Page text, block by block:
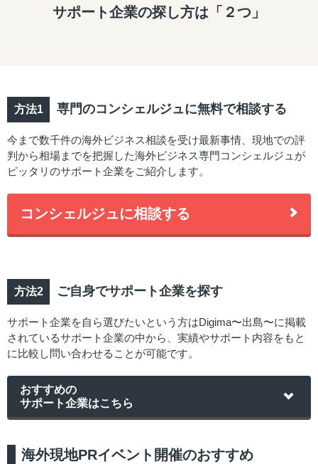
サポート企業の探し方は「２つ」
専門のコンシェルジュに無料で相談する
今まで数千件の海外ビジネス相談を受け最新事情、現地での評
判から相場までを把握した海外ビジネス専門コンシェルジュが
ピッタリのサポート企業をご紹介します。
コンシェルジュに相談する
ご自身でサポート企業を探す
サポート企業を自ら選びたいという方はDigima〜出島〜に掲載
されているサポート企業の中から、実績やサポート内容をもと
に比較し問い合わせることが可能です。
おすすめの
サポート企業はこちら
海外現地PRイベント開催のおすすめ